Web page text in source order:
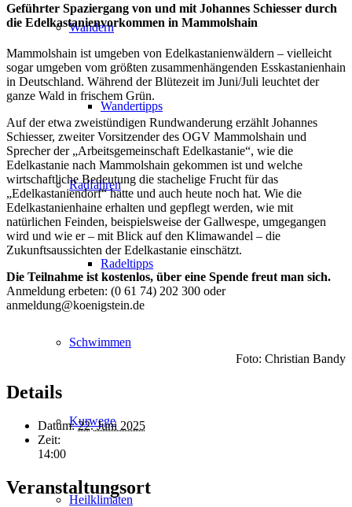
Wandern
Wandertipps
Radfahren
Radeltipps
Schwimmen
Kurwege
Heilklimaten
Geführter Spaziergang von und mit Johannes Schiesser durch
die Edelkastanienvorkommen in Mammolshain
Mammolshain ist umgeben von Edelkastanienwäldern – vielleicht
sogar umgeben vom größten zusammenhängenden Esskastanienhain
in Deutschland. Während der Blütezeit im Juni/Juli leuchtet der
ganze Wald in frischem Grün.
Auf der etwa zweistündigen Rundwanderung erzählt Johannes
Schiesser, zweiter Vorsitzender des OGV Mammolshain und
Sprecher der „Arbeitsgemeinschaft Edelkastanie“, wie die
Edelkastanie nach Mammolshain gekommen ist und welche
wirtschaftliche Bedeutung die stachelige Frucht für das
„Edelkastaniendorf“ hatte und auch heute noch hat. Wie die
Edelkastanienhaine erhalten und gepflegt werden, wie mit
natürlichen Feinden, beispielsweise der Gallwespe, umgegangen
wird und wie er – mit Blick auf den Klimawandel – die
Zukunftsaussichten der Edelkastanie einschätzt.
Die Teilnahme ist kostenlos, über eine Spende freut man sich.
Anmeldung erbeten: (0 61 74) 202 300 oder
anmeldung@koenigstein.de
Foto: Christian Bandy
Details
Datum: 22. Juni 2025
Zeit:
14:00
Veranstaltungsort